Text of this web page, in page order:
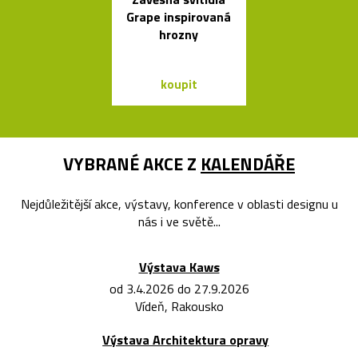
Grape inspirovaná
hrozny
koupit
VYBRANÉ AKCE Z KALENDÁŘE
Nejdůležitější akce, výstavy, konference v oblasti designu u
nás i ve světě...
Výstava Kaws
od 3.4.2026 do 27.9.2026
Vídeň, Rakousko
Výstava Architektura opravy